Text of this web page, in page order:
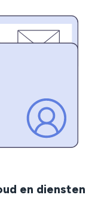
en diensten